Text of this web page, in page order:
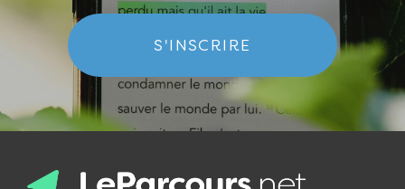
S'INSCRIRE